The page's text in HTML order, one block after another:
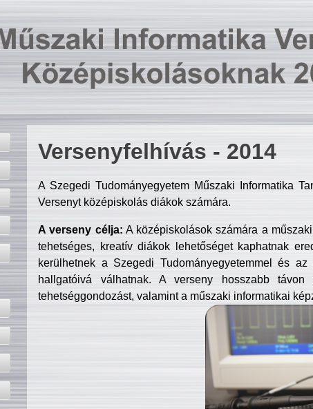
Versenyfelhívás - 2014
A Szegedi Tudományegyetem Műszaki Informatika
Versenyt középiskolás diákok számára.
A verseny célja: A középiskolások számára a
tehetséges, kreatív diákok lehetőséget kaphatnak
kerülhetnek a Szegedi Tudományegyetemmel és
hallgatóivá válhatnak. A verseny hosszabb
tehetséggondozást, valamint a műszaki informatikai